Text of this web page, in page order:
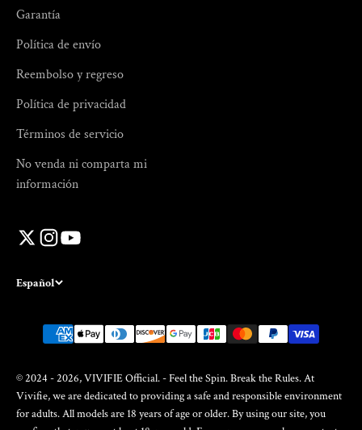
Garantía
Política de envío
Reembolso y regreso
Política de privacidad
Términos de servicio
No venda ni comparta mi
información
Español
© 2024 - 2026, VIVIFIE Official. - Feel the Spin. Break the Rules. At
Vivifie, we are dedicated to providing a safe and responsible environment
for adults. All models are 18 years of age or older. By using our site, you